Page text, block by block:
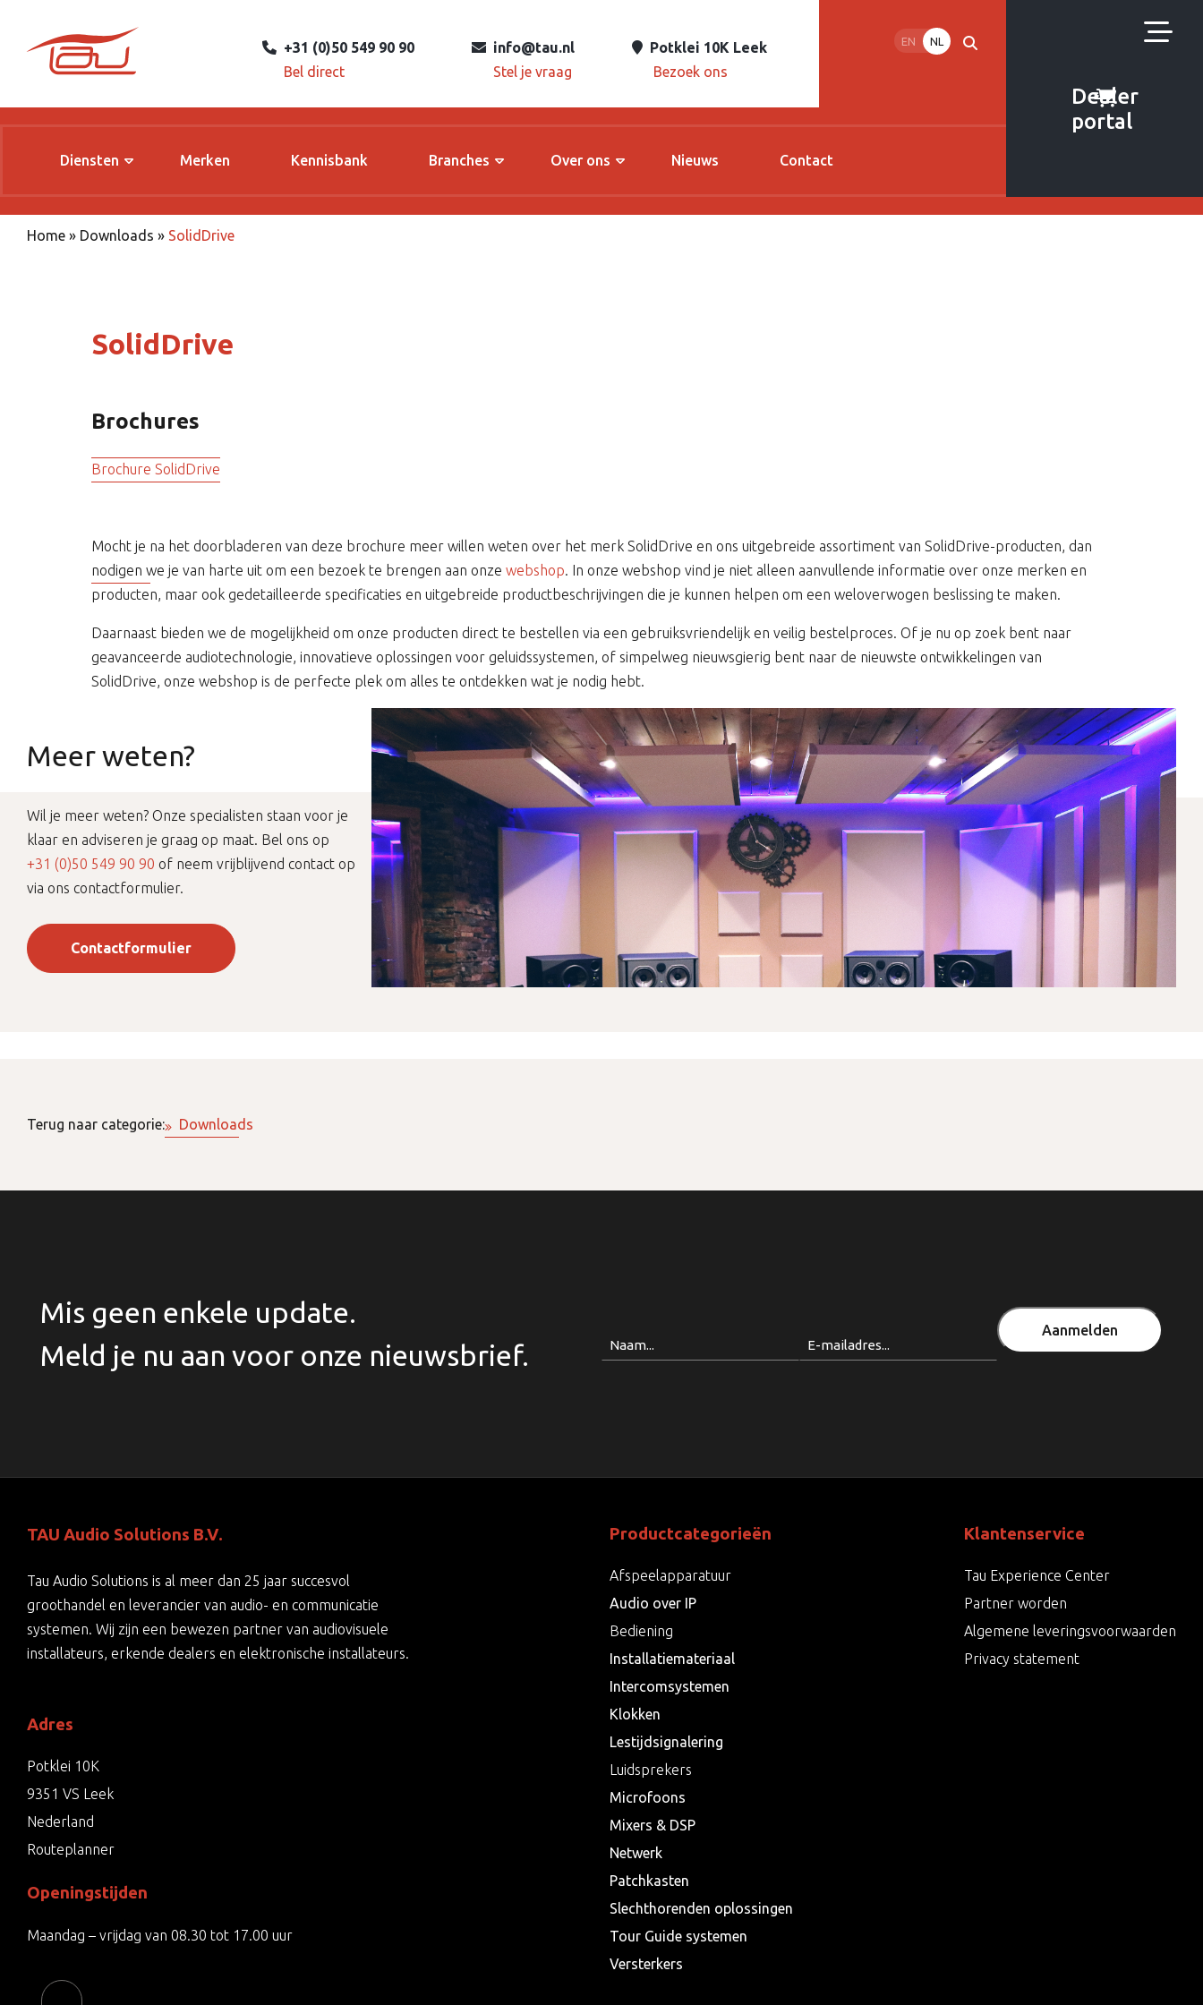
+31 (0)50 549 90 90
Bel direct
info@tau.nl
Stel je vraag
Potklei 10K Leek
Bezoek ons
EN NL
Dealer
portal
Diensten Merken Kennisbank Branches Over ons Nieuws Contact
Home » Downloads » SolidDrive
SolidDrive
Brochures
Brochure SolidDrive
Mocht je na het doorbladeren van deze brochure meer willen weten over het merk SolidDrive en ons uitgebreide assortiment van SolidDrive-producten, dan
nodigen we je van harte uit om een bezoek te brengen aan onze webshop. In onze webshop vind je niet alleen aanvullende informatie over onze merken en
producten, maar ook gedetailleerde specificaties en uitgebreide productbeschrijvingen die je kunnen helpen om een weloverwogen beslissing te maken.
Daarnaast bieden we de mogelijkheid om onze producten direct te bestellen via een gebruiksvriendelijk en veilig bestelproces. Of je nu op zoek bent naar
geavanceerde audiotechnologie, innovatieve oplossingen voor geluidssystemen, of simpelweg nieuwsgierig bent naar de nieuwste ontwikkelingen van
SolidDrive, onze webshop is de perfecte plek om alles te ontdekken wat je nodig hebt.
Meer weten?
Wil je meer weten? Onze specialisten staan voor je
klaar en adviseren je graag op maat. Bel ons op
+31 (0)50 549 90 90 of neem vrijblijvend contact op
via ons contactformulier.
Contactformulier
Terug naar categorie: Downloads
Mis geen enkele update.
Meld je nu aan voor onze nieuwsbrief.
Naam Email(Vereist)
Aanmelden
TAU Audio Solutions B.V.
Tau Audio Solutions is al meer dan 25 jaar succesvol
groothandel en leverancier van audio- en communicatie
systemen. Wij zijn een bewezen partner van audiovisuele
installateurs, erkende dealers en elektronische installateurs.
Adres
Potklei 10K
9351 VS Leek
Nederland
Routeplanner
Openingstijden
Maandag – vrijdag van 08.30 tot 17.00 uur
Productcategorieën
Afspeelapparatuur
Audio over IP
Bediening
Installatiemateriaal
Intercomsystemen
Klokken
Lestijdsignalering
Luidsprekers
Microfoons
Mixers & DSP
Netwerk
Patchkasten
Slechthorenden oplossingen
Tour Guide systemen
Versterkers
Klantenservice
Tau Experience Center
Partner worden
Algemene leveringsvoorwaarden
Privacy statement